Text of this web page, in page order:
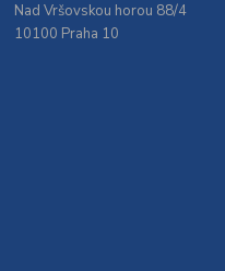
Nad Vršovskou horou 88/4
10100 Praha 10